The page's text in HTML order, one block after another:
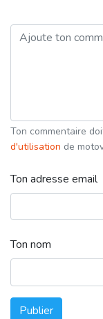
Ton commentaire
d'utilisation de
Ton adresse email
Ton nom
Publier